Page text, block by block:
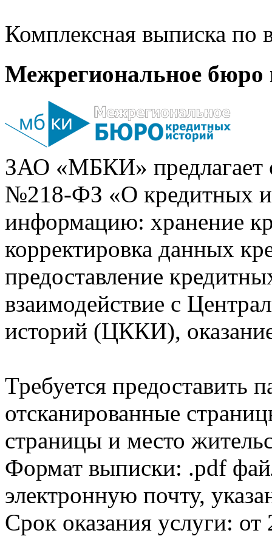
Комплексная выписка
Межрегиональное бюро
ЗАО «МБКИ» предлагает
№218-ФЗ «О кредитных
информацию: хранение
корректировка данных
предоставление
взаимодействие с
историй (ЦККИ),
Требуется предоставить
отсканированные
страницы и место
Формат выписки: .pdf
электронную почту,
Срок оказания услуги: от